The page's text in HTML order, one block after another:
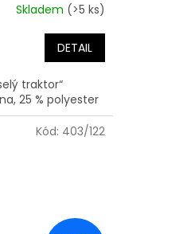
Skladem (>5 ks)
DETAIL
traktor“
25 % polyester
Kód: 403/122